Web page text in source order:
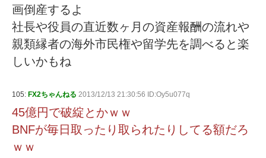
画倒産するよ
社長や役員の直近数ヶ月の資産報酬の流れや
親類縁者の海外市民権や留学先を調べると楽
しいかもね
105: FX2ちゃんねる 2013/12/13 21:30:56 ID:Oy5u077q
45億円で破綻とかｗｗ
BNFが毎日取ったり取られたりしてる額だろ
ｗｗ